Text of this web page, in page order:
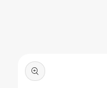
informazioni
prodotto